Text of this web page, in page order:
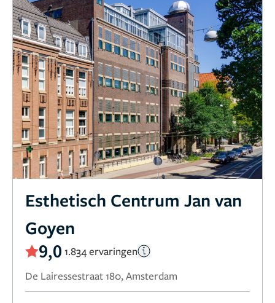
Esthetisch Centrum Jan van
Goyen
9,0 1.834 ervaringen
De Lairessestraat 180, Amsterdam